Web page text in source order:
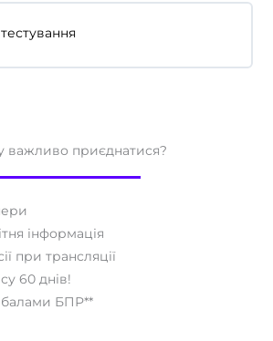
важливо приєднатися?
інформація
при трансляції
60 днів!
балами БПР**